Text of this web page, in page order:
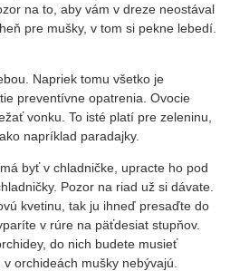
na to, aby vám v dreze neostával
pre mušky, v tom si pekne lebedí.
Napriek tomu všetko je
preventívne opatrenia. Ovocie
vonku. To isté platí pre zeleninu,
napríklad paradajky.
byť v chladničke, upracte ho pod
Pozor na riad už si dávate.
kvetinu, tak ju ihneď presaďte do
v rúre na päťdesiat stupňov.
do nich budete musieť
orchideách mušky nebývajú.